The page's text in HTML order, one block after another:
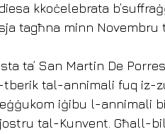
kkoċelebrata
tagħna minn Novembru
ta’ San Martin De
tberik tal-annimali fuq iz-
iġibu l-annimali
tal-Kunvent. Għall-